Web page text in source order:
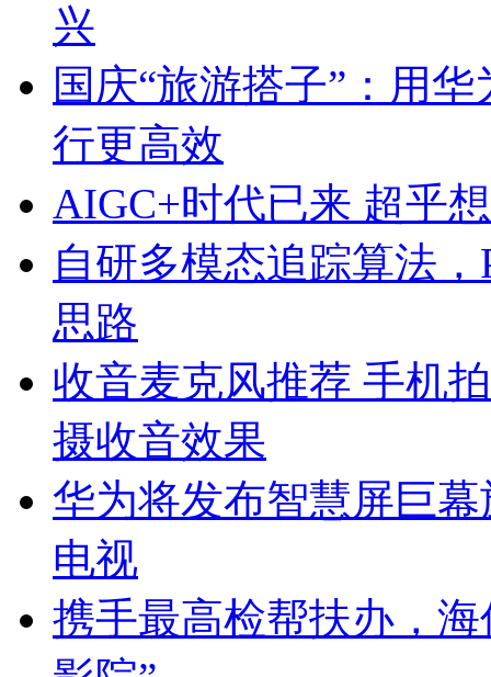
兴
国庆“旅游搭子”：用
行更高效
AIGC+时代已来 超乎
自研多模态追踪算法
思路
收音麦克风推荐 手机
摄收音效果
华为将发布智慧屏巨
电视
携手最高检帮扶办，